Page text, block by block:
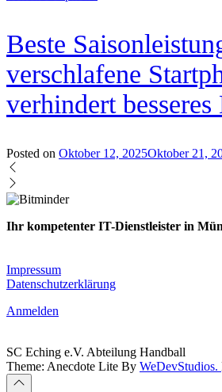
Beste
verschlafene
verhindert besseres
Posted on Oktober 12, 2025Oktober 21,
Ihr kompetenter IT-Dienstleister in
Impressum
Datenschutzerklärung
Anmelden
SC Eching e.V. Abteilung Handball
Theme: Anecdote Lite By WeDevStudios.